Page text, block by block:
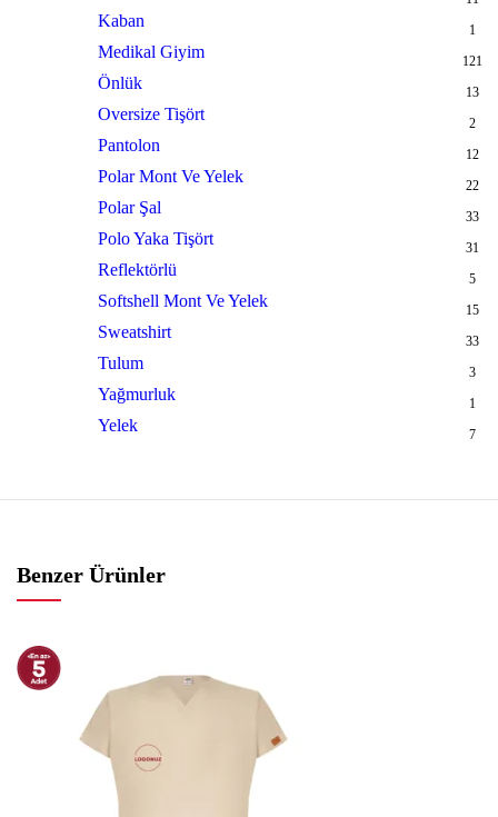
Kaban 1
Medikal Giyim 121
Önlük 13
Oversize Tişört 2
Pantolon 12
Polar Mont Ve Yelek 22
Polar Şal 33
Polo Yaka Tişört 31
Reflektörlü 5
Softshell Mont Ve Yelek 15
Sweatshirt 33
Tulum 3
Yağmurluk 1
Yelek 7
Benzer Ürünler